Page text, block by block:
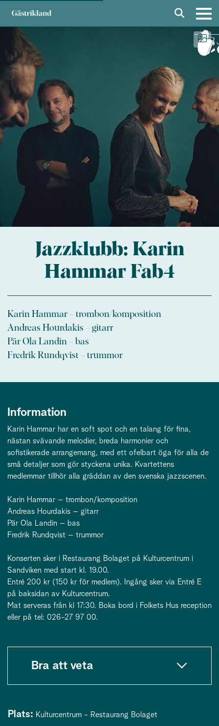
Jazzklubb: Karin
Hammar Fab4
Karin Hammar – trombon/komposition
Andreas Hourdakis – gitarr
Pär Ola Landin – bas
Fredrik Rundqvist – trummor
Information
Karin Hammar har en soft spot och en talang för fina,
nästan svävande melodier, breda harmonier och
sofistikerade arrangemang, med ett ofelbart öga för alla de
små detaljer som gör styckena unika. Kvartettens
medlemmar tillhör alla gräddan av den svenska jazzscenen.
Karin Hammar – trombon/komposition
Andreas Hourdakis – gitarr
Pär Ola Landin – bas
Fredrik Rundqvist – trummor
Konserten sker i Restaurang Bolaget på Kulturcentrum i
Sandviken med start kl. 19.00.
Entré 200 kr (150 kr för medlem). Ingång sker via Entré E
på baksidan av Kulturcentrum.
Mat serveras från kl 17:30. Boka bord i Folkets Hus reception
eller på tel: 026-27 97 00.
Bra att veta
Plats: Kulturcentrum - Restaurang Bolaget